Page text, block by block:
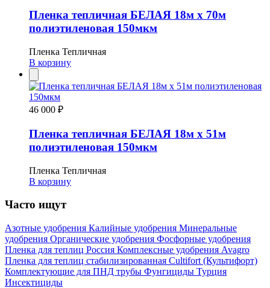
Пленка тепличная БЕЛАЯ 18м х 70м
полиэтиленовая 150мкм
Пленка Тепличная
В корзину
46 000 ₽
Пленка тепличная БЕЛАЯ 18м х 51м
полиэтиленовая 150мкм
Пленка Тепличная
В корзину
Часто ищут
Азотные удобрения Калийные удобрения Минеральные
удобрения Органические удобрения Фосфорные удобрения
Пленка для теплиц Россия Комплексные удобрения Avagro
Пленка для теплиц стабилизированная Cultifort (Культифорт)
Комплектующие для ПНД трубы Фунгициды Турция
Инсектициды